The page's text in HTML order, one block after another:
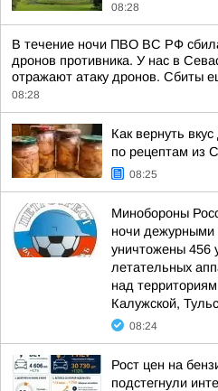
08:28
В течение ночи ПВО ВС РФ
дронов противника. У нас в
отражают атаку дронов. Сбиты
08:28
Как вернуть
по рецептам из
08:25
Минобороны
ночи
уничтожены 456
летательных
над
Калужской,
08:24
Рост цен на
подстегнули